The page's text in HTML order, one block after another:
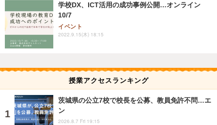
学校DX、ICT活用の成功事例公開…オンライン
10/7
イベント
2022.9.15(木) 18:15
授業アクセスランキング
茨城県の公立7校で校長を公募、教員免許不問…エ
ン
2026.8.7 Fri 19:15